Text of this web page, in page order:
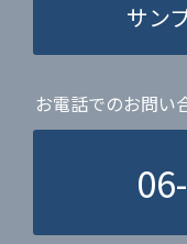
サン
お電話でのお問い